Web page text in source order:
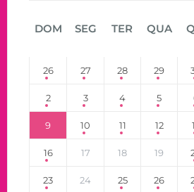
DOM SEG TER QUA
26 27 28 29
2 3 4 5
9 10 11 12
16 17 18 19
23 24 25 26